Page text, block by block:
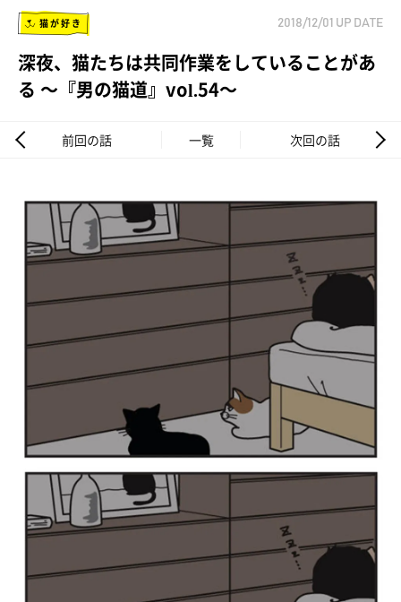
猫が好き 2018/12/01 UP DATE
深夜、猫たちは共同作業をしていることがあ
る ～『男の猫道』vol.54～
前回の話 一覧 次回の話